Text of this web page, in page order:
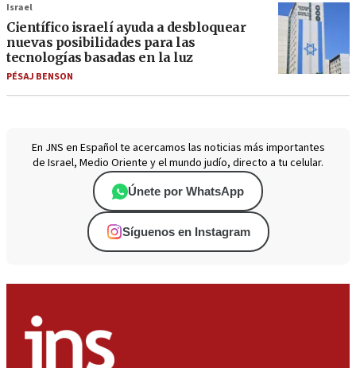
Israel
Científico israelí ayuda a desbloquear
nuevas posibilidades para las
tecnologías basadas en la luz
PÉSAJ BENSON
En JNS en Español te acercamos las noticias más importantes
de Israel, Medio Oriente y el mundo judío, directo a tu celular.
Únete por WhatsApp
Síguenos en Instagram